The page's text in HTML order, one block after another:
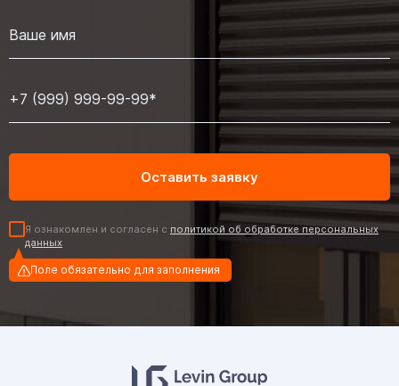
Я ознакомлен и согласен с политикой об обработке персональных
данных
Поле обязательно для заполнения